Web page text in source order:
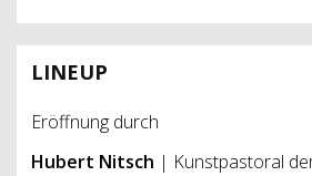
LINEUP
Eröffnung durch
Hubert Nitsch | Kunstpastoral